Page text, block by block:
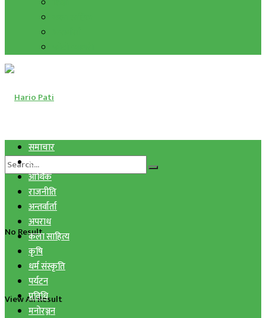
No Result
View All Result
समाचार
स्वास्थ्य
आर्थिक
राजनीति
अन्तर्वार्ता
अपराध
कला साहित्य
कृषि
धर्म संस्कृति
पर्यटन
प्रविधि
मनोरञ्जन